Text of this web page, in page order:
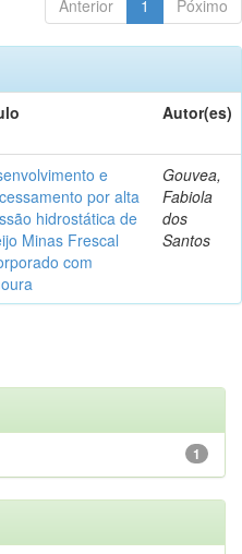
Anterior 1 Póximo
Autor(es)
e
por alta
hidrostática de
Minas Frescal
com
Gouvea,
Fabiola
dos
Santos
1